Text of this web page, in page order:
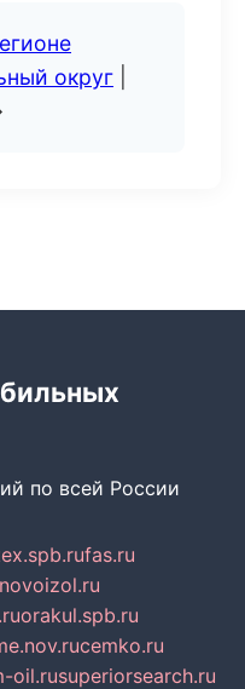
округ
по всей России
fas.ru
novoizol.ru
orakul.spb.ru
cemko.ru
oil.rusuperiorsearch.ru